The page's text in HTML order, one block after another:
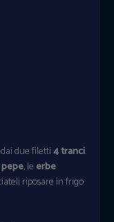
due filetti4 tranci.
pepe, le erbe
riposare in frigo